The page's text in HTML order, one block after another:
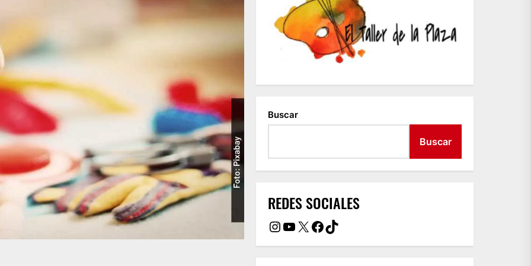
Buscar
Buscar
REDES SOCIALES
Instagram
YouTube
X Facebook
TikTok